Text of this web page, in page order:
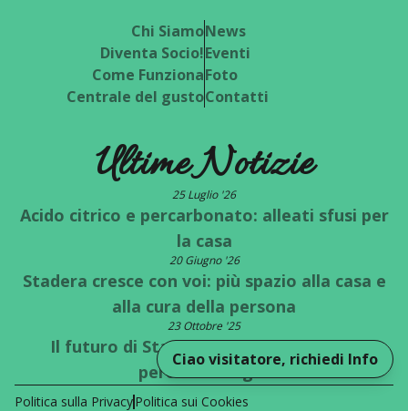
Ciao visitatore, richiedi Info
Chi Siamo
Diventa Socio!
Come Funziona
Centrale del gusto
News
Eventi
Foto
Contatti
Ultime Notizie
25 Luglio '26
Acido citrico e percarbonato: alleati sfusi per
la casa
20 Giugno '26
Stadera cresce con voi: più spazio alla casa e
alla cura della persona
23 Ottobre '25
Il futuro di Stadera è a un bivio: quale
percorso scegli?
Politica sulla PrivacyPolitica sui Cookies